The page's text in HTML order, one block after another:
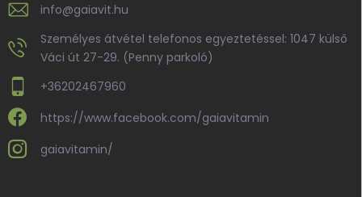
info@gaiavit.hu
Személyes átvétel telefonos egyeztetéssel: 1047 külső
Váci út 27-29. (Penny parkoló)
+36202467960
https://www.facebook.com/gaiavitamin
gaiavitamin/